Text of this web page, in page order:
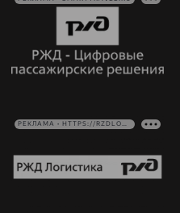
РЕКЛАМА • HTTPS://RZDLOG.RU/